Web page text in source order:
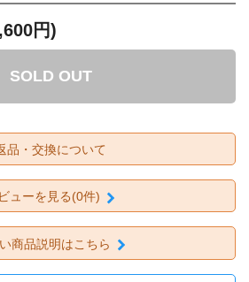
円)
SOLD OUT
品・交換について
ューを見る(0件)
商品説明はこちら